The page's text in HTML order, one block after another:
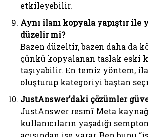
etkileyebilir.
Aynı ilanı kopyala yapıştır ile
düzelir mi?
Bazen düzeltir, bazen daha da
çünkü kopyalanan taslak eski
taşıyabilir. En temiz yöntem,
oluşturup kategoriyi baştan
JustAnswer’daki çözümler
JustAnswer resmî Meta
kullanıcıların yaşadığı
açısından işe yarar. Ben bunu